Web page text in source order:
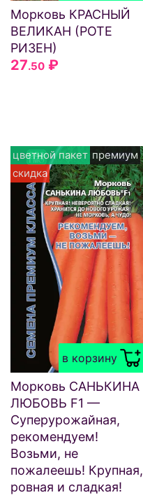
Морковь КРАСНЫЙ
ВЕЛИКАН (РОТЕ
РИЗЕН)
27.50 ₽
в корзину
цветной пакет премиум
скидка
Морковь САНЬКИНА
ЛЮБОВЬ F1 —
Суперурожайная,
рекомендуем!
Возьми, не
пожалеешь! Крупная,
ровная и сладкая!